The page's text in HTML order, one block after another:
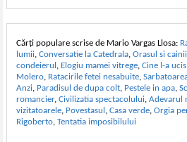
Cărți populare scrise de Mario Vargas Llosa:
lumii,Conversatie la Catedrala,Orasul si cainii
condeierul , Elogiu mamei vitrege,Cine l-a
Molero, Ratacirile fetei nesabuite,
Anzi, Paradisul de dupa colt, Pestele in apa,
romancier,Civilizatia spectacolului,Adevarul
vizitatoarele, Povestasul ,Casa verde,Orgia
Rigoberto,Tentatia imposibilului